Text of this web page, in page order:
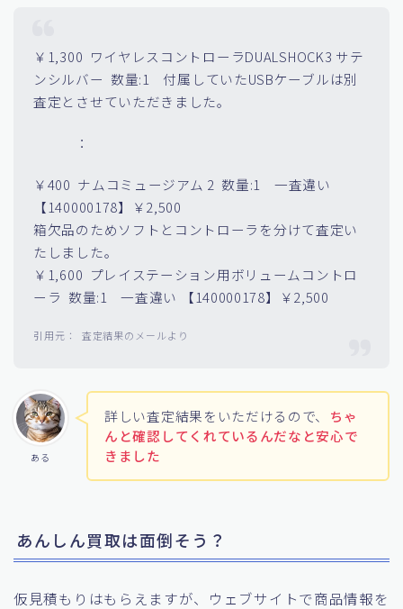
￥1,300 ワイヤレスコントローラDUALSHOCK3 サテ
ンシルバー 数量:1 付属していたUSBケーブルは別
査定とさせていただきました。
：
￥400 ナムコミュージアム 2 数量:1 一査違い
【140000178】￥2,500
箱欠品のためソフトとコントローラを分けて査定い
たしました。
￥1,600 プレイステーション用ボリュームコントロ
ーラ 数量:1 一査違い 【140000178】￥2,500
査定結果のメールより
ある
詳しい査定結果をいただけるので、 ちゃ
んと確認してくれているんだなと安心で
きました
あんしん買取は面倒そう？
仮見積もりはもらえますが、ウェブサイトで商品情報を